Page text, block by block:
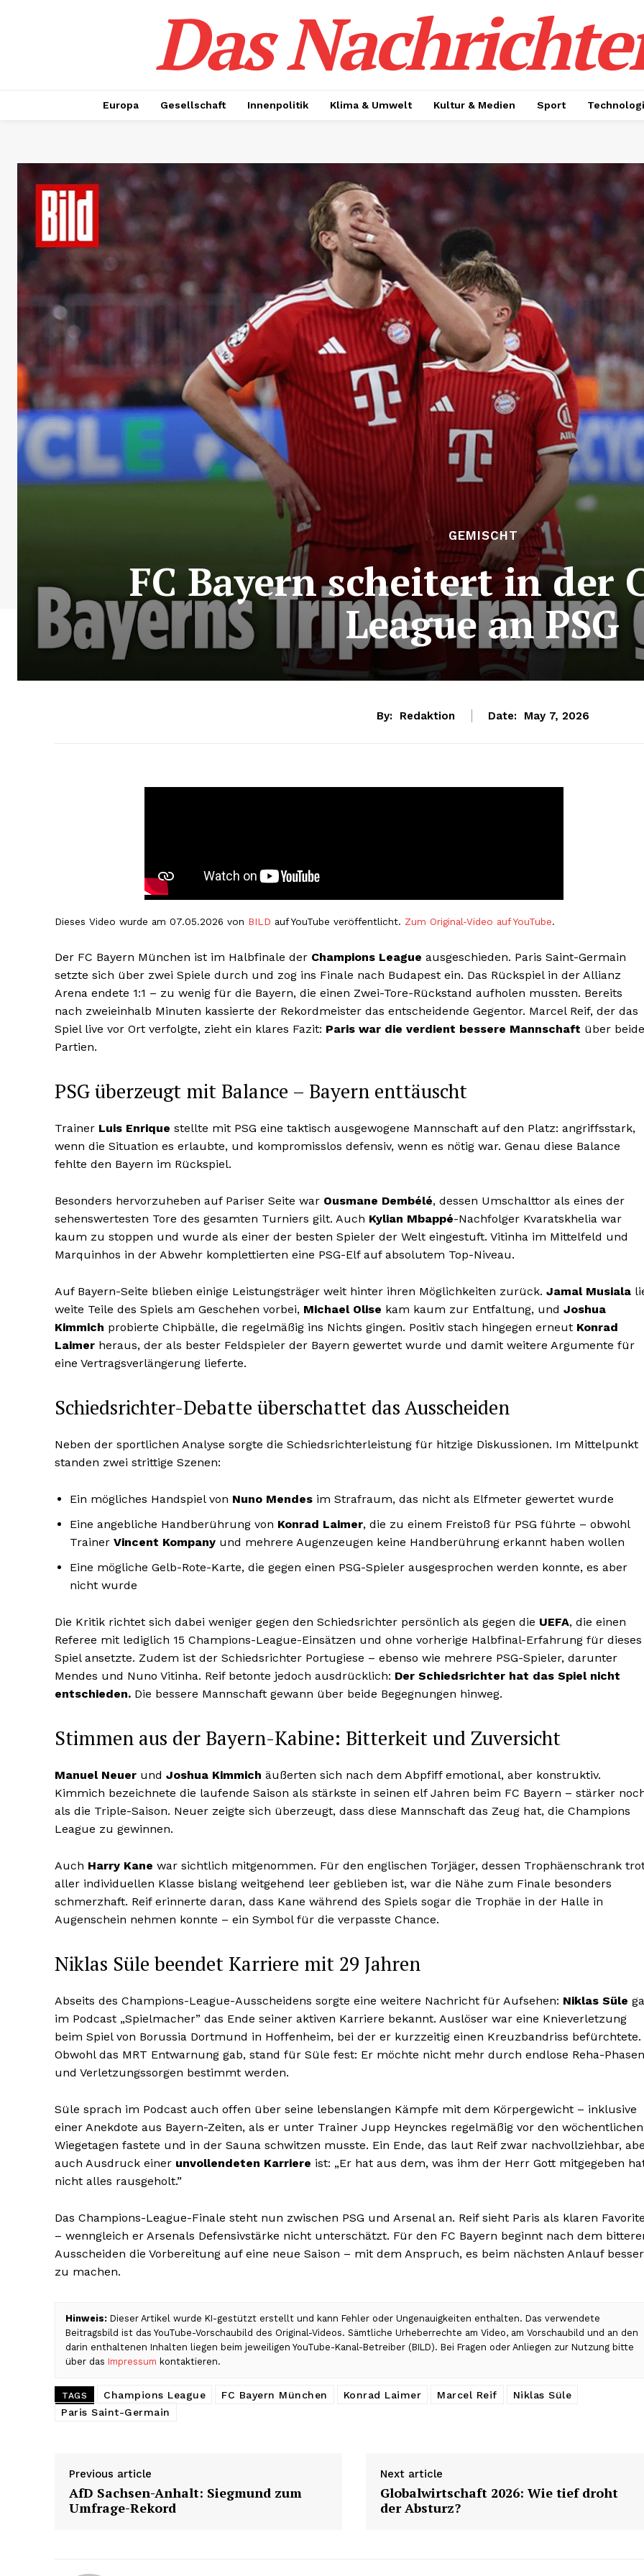
Das
Europa Gesellschaft Innenpolitik Klima & Umwelt Kultur & Medien Sport
GEMISCHT
FC Bayern scheitert in der
League an PSG
By: Redaktion Date: May 7, 2026
Dieses Video wurde am 07.05.2026 von BILD auf YouTube veröffentlicht. Zum Original-Video auf YouTube.
Der FC Bayern München ist im Halbfinale der Champions League ausgeschieden. Paris Saint-Germain
setzte sich über zwei Spiele durch und zog ins Finale nach Budapest ein. Das Rückspiel in der Allianz
Arena endete 1:1 – zu wenig für die Bayern, die einen Zwei-Tore-Rückstand aufholen mussten. Bereits
nach zweieinhalb Minuten kassierte der Rekordmeister das entscheidende Gegentor. Marcel Reif, der das
Spiel live vor Ort verfolgte, zieht ein klares Fazit: Paris war die verdient bessere Mannschaft über beide
Partien.
PSG überzeugt mit Balance – Bayern enttäuscht
Trainer Luis Enrique stellte mit PSG eine taktisch ausgewogene Mannschaft auf den Platz: angriffsstark,
wenn die Situation es erlaubte, und kompromisslos defensiv, wenn es nötig war. Genau diese Balance
fehlte den Bayern im Rückspiel.
Besonders hervorzuheben auf Pariser Seite war Ousmane Dembélé, dessen Umschalttor als eines der
sehenswertesten Tore des gesamten Turniers gilt. Auch Kylian Mbappé-Nachfolger Kvaratskhelia war
kaum zu stoppen und wurde als einer der besten Spieler der Welt eingestuft. Vitinha im Mittelfeld und
Marquinhos in der Abwehr komplettierten eine PSG-Elf auf absolutem Top-Niveau.
Auf Bayern-Seite blieben einige Leistungsträger weit hinter ihren Möglichkeiten zurück. Jamal Musiala
weite Teile des Spiels am Geschehen vorbei, Michael Olise kam kaum zur Entfaltung, und Joshua
Kimmich probierte Chipbälle, die regelmäßig ins Nichts gingen. Positiv stach hingegen erneut Konrad
Laimer heraus, der als bester Feldspieler der Bayern gewertet wurde und damit weitere Argumente für
eine Vertragsverlängerung lieferte.
Schiedsrichter-Debatte überschattet das Ausscheiden
Neben der sportlichen Analyse sorgte die Schiedsrichterleistung für hitzige Diskussionen. Im Mittelpunkt
standen zwei strittige Szenen:
Ein mögliches Handspiel von Nuno Mendes im Strafraum, das nicht als Elfmeter gewertet wurde
Eine angebliche Handberührung von Konrad Laimer, die zu einem Freistoß für PSG führte – obwohl
Trainer Vincent Kompany und mehrere Augenzeugen keine Handberührung erkannt haben wollen
Eine mögliche Gelb-Rote-Karte, die gegen einen PSG-Spieler ausgesprochen werden konnte, es aber
nicht wurde
Die Kritik richtet sich dabei weniger gegen den Schiedsrichter persönlich als gegen die UEFA, die einen
Referee mit lediglich 15 Champions-League-Einsätzen und ohne vorherige Halbfinal-Erfahrung für dieses
Spiel ansetzte. Zudem ist der Schiedsrichter Portugiese – ebenso wie mehrere PSG-Spieler, darunter
Mendes und Nuno Vitinha. Reif betonte jedoch ausdrücklich: Der Schiedsrichter hat das Spiel nicht
entschieden. Die bessere Mannschaft gewann über beide Begegnungen hinweg.
Stimmen aus der Bayern-Kabine: Bitterkeit und Zuversicht
Manuel Neuer und Joshua Kimmich äußerten sich nach dem Abpfiff emotional, aber konstruktiv.
Kimmich bezeichnete die laufende Saison als stärkste in seinen elf Jahren beim FC Bayern – stärker
als die Triple-Saison. Neuer zeigte sich überzeugt, dass diese Mannschaft das Zeug hat, die Champions
League zu gewinnen.
Auch Harry Kane war sichtlich mitgenommen. Für den englischen Torjäger, dessen Trophäenschrank
aller individuellen Klasse bislang weitgehend leer geblieben ist, war die Nähe zum Finale besonders
schmerzhaft. Reif erinnerte daran, dass Kane während des Spiels sogar die Trophäe in der Halle in
Augenschein nehmen konnte – ein Symbol für die verpasste Chance.
Niklas Süle beendet Karriere mit 29 Jahren
Abseits des Champions-League-Ausscheidens sorgte eine weitere Nachricht für Aufsehen: Niklas Süle
im Podcast „Spielmacher” das Ende seiner aktiven Karriere bekannt. Auslöser war eine Knieverletzung
beim Spiel von Borussia Dortmund in Hoffenheim, bei der er kurzzeitig einen Kreuzbandriss befürchtete.
Obwohl das MRT Entwarnung gab, stand für Süle fest: Er möchte nicht mehr durch endlose Reha-Phasen
und Verletzungssorgen bestimmt werden.
Süle sprach im Podcast auch offen über seine lebenslangen Kämpfe mit dem Körpergewicht – inklusive
einer Anekdote aus Bayern-Zeiten, als er unter Trainer Jupp Heynckes regelmäßig vor den wöchentlichen
Wiegetagen fastete und in der Sauna schwitzen musste. Ein Ende, das laut Reif zwar nachvollziehbar,
auch Ausdruck einer unvollendeten Karriere ist: „Er hat aus dem, was ihm der Herr Gott mitgegeben
nicht alles rausgeholt.”
Das Champions-League-Finale steht nun zwischen PSG und Arsenal an. Reif sieht Paris als klaren
– wenngleich er Arsenals Defensivstärke nicht unterschätzt. Für den FC Bayern beginnt nach dem
Ausscheiden die Vorbereitung auf eine neue Saison – mit dem Anspruch, es beim nächsten Anlauf besser
zu machen.
Hinweis: Dieser Artikel wurde KI-gestützt erstellt und kann Fehler oder Ungenauigkeiten enthalten. Das verwendete
Beitragsbild ist das YouTube-Vorschaubild des Original-Videos. Sämtliche Urheberrechte am Video, am Vorschaubild und an den
darin enthaltenen Inhalten liegen beim jeweiligen YouTube-Kanal-Betreiber (BILD). Bei Fragen oder Anliegen zur Nutzung bitte
über das Impressum kontaktieren.
TAGS Champions League FC Bayern München Konrad Laimer Marcel Reif
Niklas Süle
Paris Saint-Germain
Previous article
AfD Sachsen-Anhalt: Siegmund zum
Umfrage-Rekord
Next article
Globalwirtschaft 2026: Wie tief droht
der Absturz?